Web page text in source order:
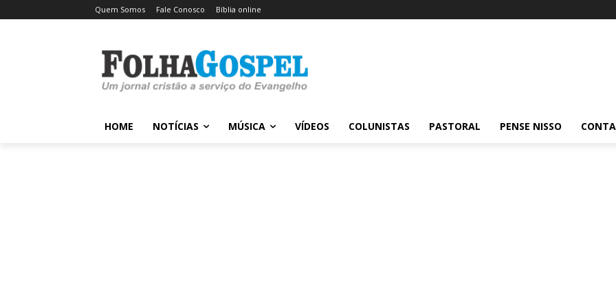
Quem Somos Fale Conosco Bíblia online
HOME NOTÍCIAS MÚSICA VÍDEOS COLUNISTAS PASTORAL PENSE NISSO